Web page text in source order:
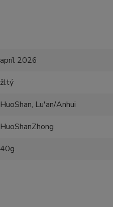
apríl 2026
žltý
HuoShan, Lu'an/Anhui
HuoShanZhong
40g